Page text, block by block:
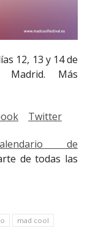
12, 13 y 14 de
Madrid. Más
Twitter
de
de todas las
mad cool